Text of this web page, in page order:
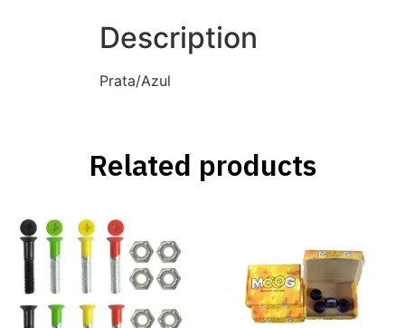
Description
Prata/Azul
Related products